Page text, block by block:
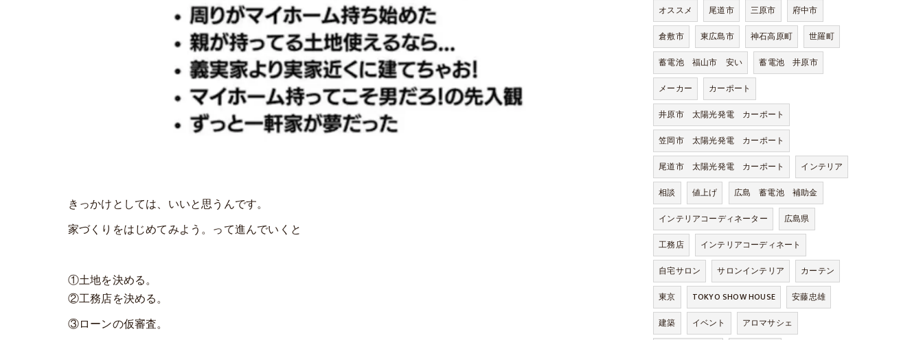
きっかけとしては、いいと思うんです。
家づくりをはじめてみよう。って進んでいくと
①土地を決める。
②工務店を決める。
③ローンの仮審査。
オススメ
尾道市 三原市
府中市
倉敷市
東広島市 神石高原町
世羅町
蓄電池 福山市 安い
蓄電池 井原市
メーカー
カーポート
井原市 太陽光発電 カーポート
笠岡市 太陽光発電 カーポート
尾道市 太陽光発電 カーポート
インテリア
相談
値上げ
広島 蓄電池 補助金
インテリアコーディネーター
広島県
工務店
インテリアコーディネート
自宅サロン
サロンインテリア
カーテン
東京
TOKYO SHOW HOUSE
安藤忠雄
建築
イベント
アロマサシェ